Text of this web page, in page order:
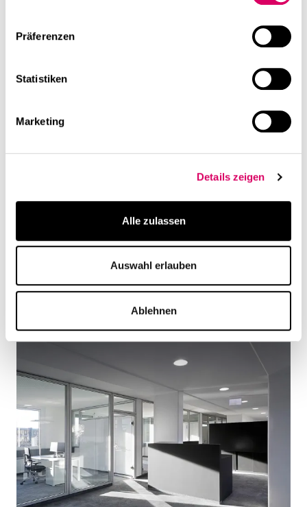
Präferenzen
Statistiken
Marketing
Details zeigen
Alle zulassen
Auswahl erlauben
Ablehnen